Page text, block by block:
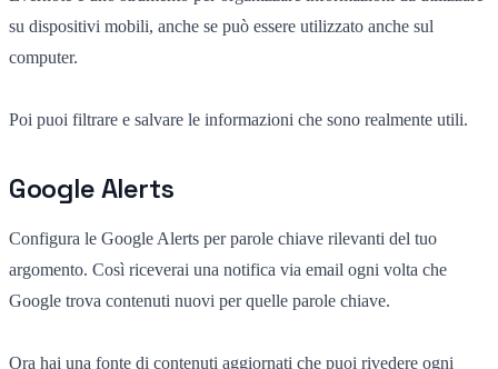
su dispositivi mobili, anche se può essere utilizzato anche sul
computer.
Poi puoi filtrare e salvare le informazioni che sono realmente utili.
Google Alerts
Configura le Google Alerts per parole chiave rilevanti del tuo
argomento. Così riceverai una notifica via email ogni volta che
Google trova contenuti nuovi per quelle parole chiave.
Ora hai una fonte di contenuti aggiornati che puoi rivedere ogni